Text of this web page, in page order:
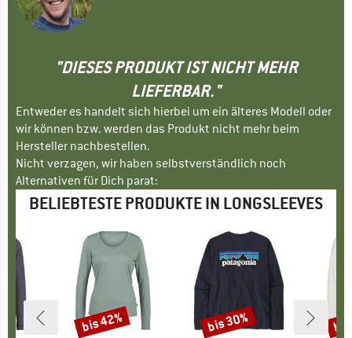
"DIESES PRODUKT IST NICHT MEHR
LIEFERBAR."
Entweder es handelt sich hierbei um ein älteres Modell oder
wir können bzw. werden das Produkt nicht mehr beim
Hersteller nachbestellen.
Nicht verzagen, wir haben selbstverständlich noch
Alternativen für Dich parat:
BELIEBTESTE PRODUKTE IN LONGSLEEVES
Rabatt
bis 42% Rabatt
bis 30%